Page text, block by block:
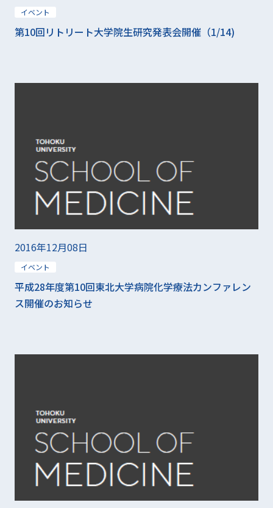
イベント
第10回リトリート大学院生研究発表会開催（1/14)
2016年12月08日
イベント
平成28年度第10回東北大学病院化学療法カンファレン
ス開催のお知らせ